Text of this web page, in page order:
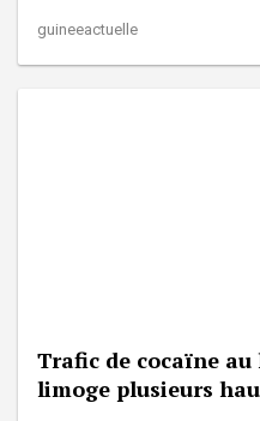
guineeactuelle
Trafic de cocaïne
limoge plusieurs